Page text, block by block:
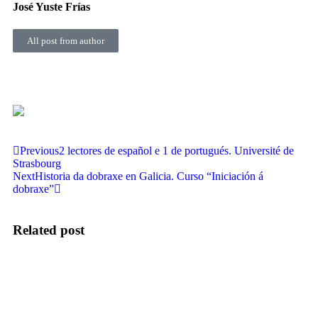
José Yuste Frías
All post from author
Previous2 lectores de español e 1 de portugués. Université de
Strasbourg
NextHistoria da dobraxe en Galicia. Curso “Iniciación á
dobraxe”
Related post